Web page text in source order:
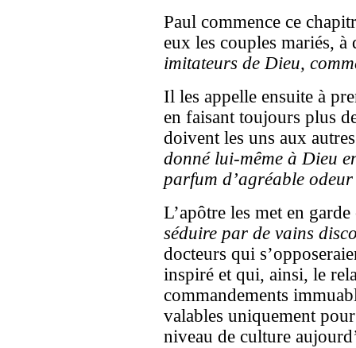
Paul commence ce
eux les couples mariés,
imitateurs de Dieu,
Il les appelle ensuite à
en faisant toujours plus
doivent les uns aux
donné lui-même à Dieu
parfum d’agréable odeur
L’apôtre les met en
séduire par de vains
docteurs qui
inspiré et qui, ainsi, le
commandements
valables uniquement
niveau de culture